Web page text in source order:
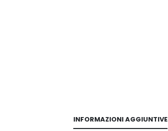
INFORMAZIONI AGGIUNTIVE